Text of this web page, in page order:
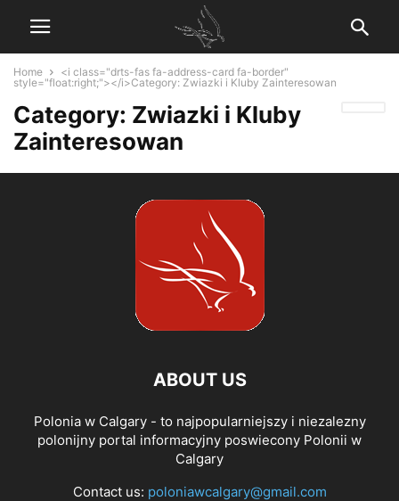
Home
<i class="drts-fas fa-address-card fa-border"
style="float:right;"></i>Category: Zwiazki i Kluby Zainteresowan
Category: Zwiazki i Kluby
Zainteresowan
ABOUT US
Polonia w Calgary - to najpopularniejszy i niezalezny
polonijny portal informacyjny poswiecony Polonii w
Calgary
Contact us: poloniawcalgary@gmail.com